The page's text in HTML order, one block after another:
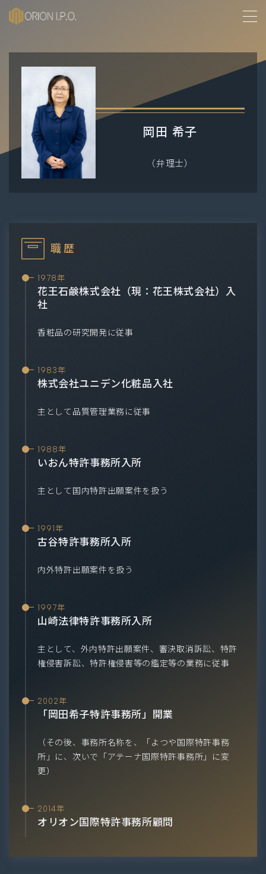
事業所紹介
沿革
業務概要
メンバー紹介
採用情報
岡田 希子
（弁理士）
職歴
1978年
花王石鹸株式会社（現：花王株式会社）入
社
香粧品の研究開発に従事
1983年
株式会社ユニデン化粧品入社
主として品質管理業務に従事
1988年
いおん特許事務所入所
主として国内特許出願案件を扱う
1991年
古谷特許事務所入所
内外特許出願案件を扱う
1997年
山崎法律特許事務所入所
主として、外内特許出願案件、審決取消訴訟、特許
権侵害訴訟、特許権侵害等の鑑定等の業務に従事
2002年
「岡田希子特許事務所」開業
（その後、事務所名称を、「よつや国際特許事務
所」に、次いで「アテーナ国際特許事務所」に変
更）
2014年
オリオン国際特許事務所顧問